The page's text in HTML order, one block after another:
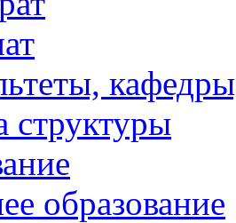
структуры
образование